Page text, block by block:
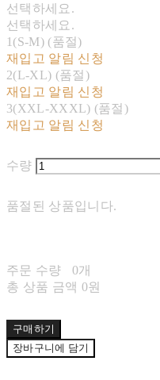
선택하세요.
선택하세요.
1(S-M) (품절)
재입고 알림 신청
2(L-XL) (품절)
재입고 알림 신청
3(XXL-XXXL) (품절)
재입고 알림 신청
수량
품절된 상품입니다.
주문 수량
0개
총 상품 금액 0원
구매하기
장바구니에 담기